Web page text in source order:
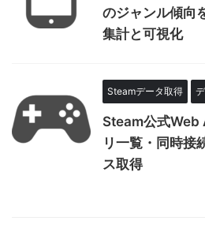
のジャンル傾向
集計と可視化
Steamデータ取得
Steam公式Web
リ一覧・同時接
ス取得